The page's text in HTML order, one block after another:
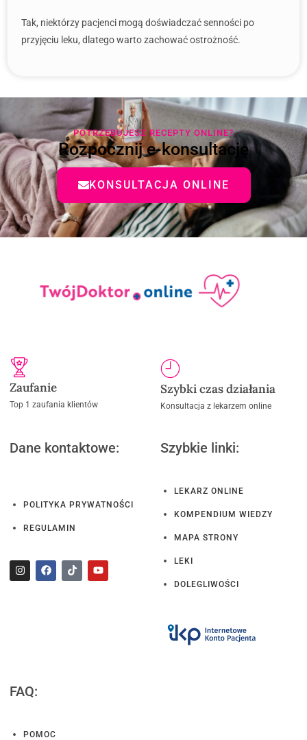
Tak, niektórzy pacjenci mogą doświadczać senności po
przyjęciu leku, dlatego warto zachować ostrożność.
POTRZEBUJESZ RECEPTY ONLINE?
Rozpocznij e-konsultację
KONSULTACJA ONLINE
Zaufanie
Top 1 zaufania klientów
Szybki czas działania
Konsultacja z lekarzem online
Dane kontaktowe:
POLITYKA PRYWATNOŚCI
REGULAMIN
Szybkie linki:
LEKARZ ONLINE
KOMPENDIUM WIEDZY
MAPA STRONY
LEKI
DOLEGLIWOŚCI
FAQ:
POMOC